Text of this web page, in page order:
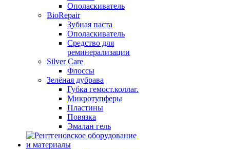
Ополаскиватель
BioRepair
Зубная паста
Ополаскиватель
Средство для
реминерализации
Silver Care
Флоссы
Зелёная дубрава
Губка гемост.коллаг.
Микротупферы
Пластины
Повязка
Эмалан гель